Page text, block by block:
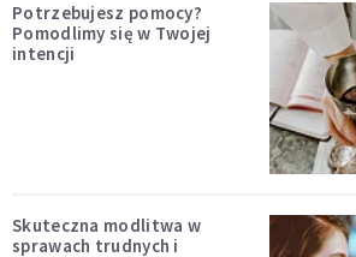
Potrzebujesz pomocy?
Pomodlimy się w Twojej
intencji
Skuteczna modlitwa w
sprawach trudnych i